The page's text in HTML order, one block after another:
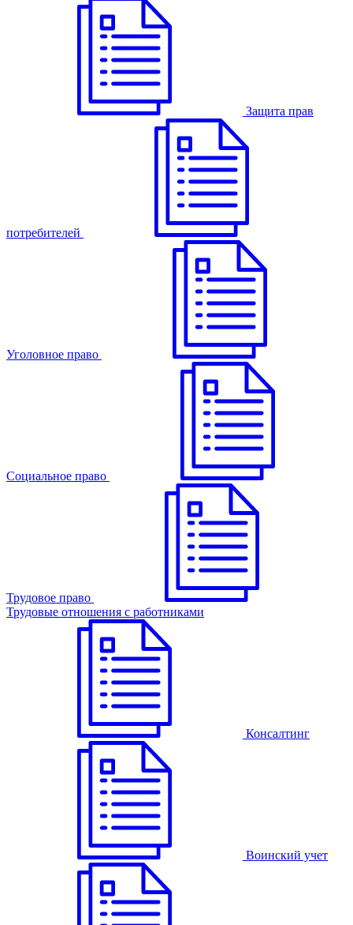
Защита прав
потребителей
Уголовное право
Cоциальное право
Трудовое право
Трудовые отношения с работниками
Консалтинг
Воинский учет